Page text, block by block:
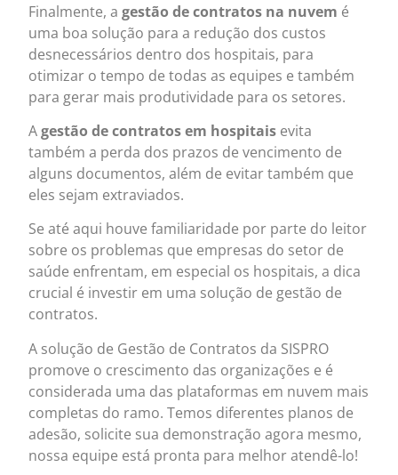
Finalmente, agestão de contratos na nuvem é
uma boa solução para a redução dos custos
desnecessários dentro dos hospitais, para
otimizar o tempo de todas as equipes e também
para gerar mais produtividade para os setores.
Agestão de contratos em hospitais evita
também a perda dos prazos de vencimento de
alguns documentos, além de evitar também que
eles sejam extraviados.
Se até aqui houve familiaridade por parte do leitor
sobre os problemas que empresas do setor de
saúde enfrentam, em especial os hospitais, a dica
crucial é investir em uma solução de gestão de
contratos.
A solução de Gestão de Contratos da SISPRO
promove o crescimento das organizações e é
considerada uma das plataformas em nuvem mais
completas do ramo. Temos diferentes planos de
adesão, solicite sua demonstração agora mesmo,
nossa equipe está pronta para melhor atendê-lo!